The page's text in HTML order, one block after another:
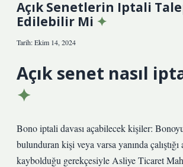
Açık Senetlerin Iptali
Edilebilir Mi
Tarih: Ekim 14, 2024
Açık senet nasıl
Bono iptali davası açabilecek kişiler:
bulunduran kişi veya varsa yanında
kaybolduğu gerekçesiyle Asliye Ticaret